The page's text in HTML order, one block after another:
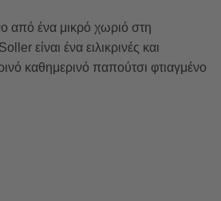
από ένα μικρό χωριό στη
είναι ένα ειλικρινές και
καθημερινό παπούτσι φτιαγμένο